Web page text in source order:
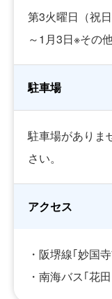
第3火曜日（祝
～1月3日※その
駐車場
駐車場がありま
さい。
アクセス
・阪堺線｢妙国
・南海バス｢花